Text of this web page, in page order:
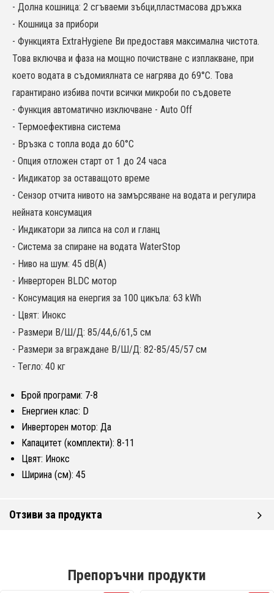
- Долна кошница: 2 сгъваеми зъбци,пластмасова дръжка
- Кошница за прибори
- Функцията ExtraHygiene Ви предоставя максимална чистота.
Това включва и фаза на мощно почистване с изплакване, при
което водата в съдомиялната се нагрява до 69°C. Това
гарантирано избива почти всички микроби по съдовете
- Функция автоматично изключване - Auto Off
- Термоефективна система
- Връзка с топла вода до 60°C
- Опция отложен старт от 1 до 24 часа
- Индикатор за оставащото време
- Сензор отчита нивото на замърсяване на водата и регулира
нейната консумация
- Индикатори за липса на сол и гланц
- Система за спиране на водата WaterStop
- Ниво на шум: 45 dB(A)
- Инверторен BLDC мотор
- Kонсумация на енергия за 100 цикъла: 63 kWh
- Цвят: Инокс
- Размери В/Ш/Д: 85/44,6/61,5 см
- Размери за вграждане В/Ш/Д: 82-85/45/57 см
- Тегло: 40 кг
Брой програми: 7-8
Енергиен клас: D
Инверторен мотор: Да
Капацитет (комплекти): 8-11
Цвят: Инокс
Ширина (см): 45
Отзиви за продукта
Препоръчни продукти